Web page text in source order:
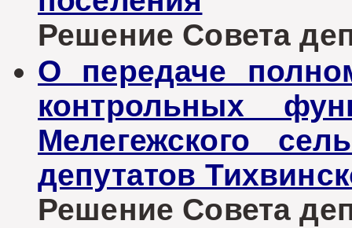
Решение Совета
О передаче
контрольных
Мелегежского
депутатов
Решение Совета